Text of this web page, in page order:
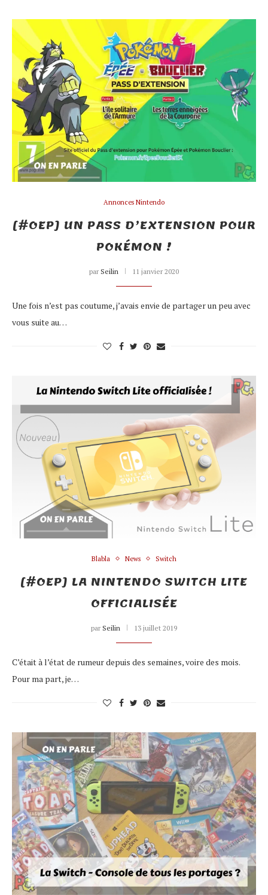
Annonces Nintendo
[#OEP] UN PASS D’EXTENSION POUR
POKÉMON !
par Seilin 11 janvier 2020
Une fois n’est pas coutume, j’avais envie de partager un peu avec
vous suite au…
Blabla News Switch
[#OEP] LA NINTENDO SWITCH LITE
OFFICIALISÉE
par Seilin 13 juillet 2019
C’était à l’état de rumeur depuis des semaines, voire des mois.
Pour ma part, je…